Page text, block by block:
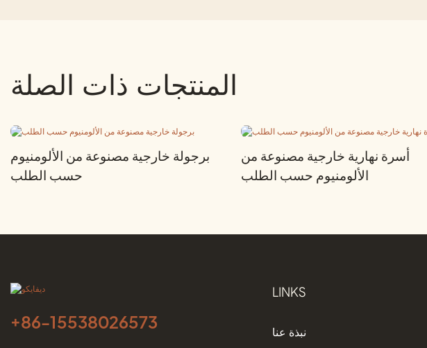
المنتجات ذات الصلة
برجولة خارجية مصنوعة من الألومنيوم
حسب الطلب
أسرة نهارية خارجية مصنوعة من
الألومنيوم حسب الطلب
+86-15538026573
LINKS
نبذة عنا